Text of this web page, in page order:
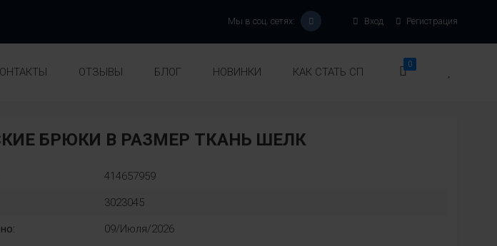
Вход Регистрация
Мы в соц. сетях:
ОТЗЫВЫ БЛОГ НОВИНКИ КАК СТАТЬ СП
0
БРЮКИ В РАЗМЕР ТКАНЬ ШЕЛК
414657959
3023045
09/Июля/2026